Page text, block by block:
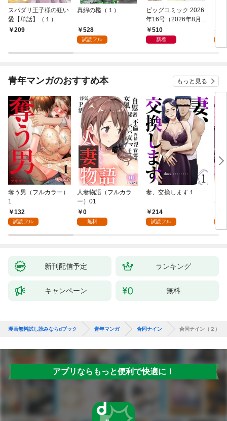
スパダリ王子様の狂い
愛【単話】（１）
209
真綿の檻（１）
528
試読フル
ビッグコミック 2026
年16号（2026年8月7
日発売）
510
新着
青年マンガのおすすめ本 もっと見る
奪う男（フルカラー）
1
132
試読フル
人妻物語（フルカラ
ー）01
0
無料
妻、交換します１
214
試読フル
な
新刊配信予定 ランキング
キャンペーン 無料
漫画無料試し読みならdブック 青年マンガ 合同ナイン 合同ナイン（２）
アプリならもっと便利で快適に！